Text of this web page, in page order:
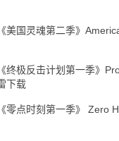
《美国灵魂第二季》
《终极反击计划第一季》
下载
《零点时刻第一季》 Zero